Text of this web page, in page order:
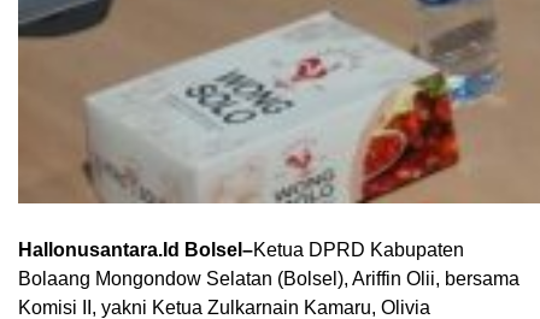
Hallonusantara.Id Bolsel–Ketua DPRD Kabupaten
Bolaang Mongondow Selatan (Bolsel), Ariffin Olii, bersama
Komisi II, yakni Ketua Zulkarnain Kamaru, Olivia